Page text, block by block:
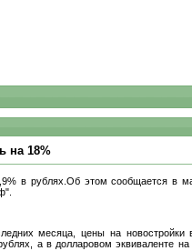
на 18%
в рублях.Об этом сообщается в
месяца, цены на
а в долларовом эквиваленте на